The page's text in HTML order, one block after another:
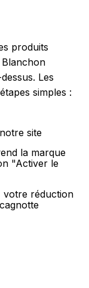
produits
Les
simples :
site
la marque
"Activer le
votre réduction